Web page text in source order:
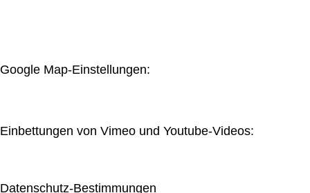
Google Map-Einstellungen:
Einbettungen von Vimeo und Youtube-Videos:
Datenschutz-Bestimmungen